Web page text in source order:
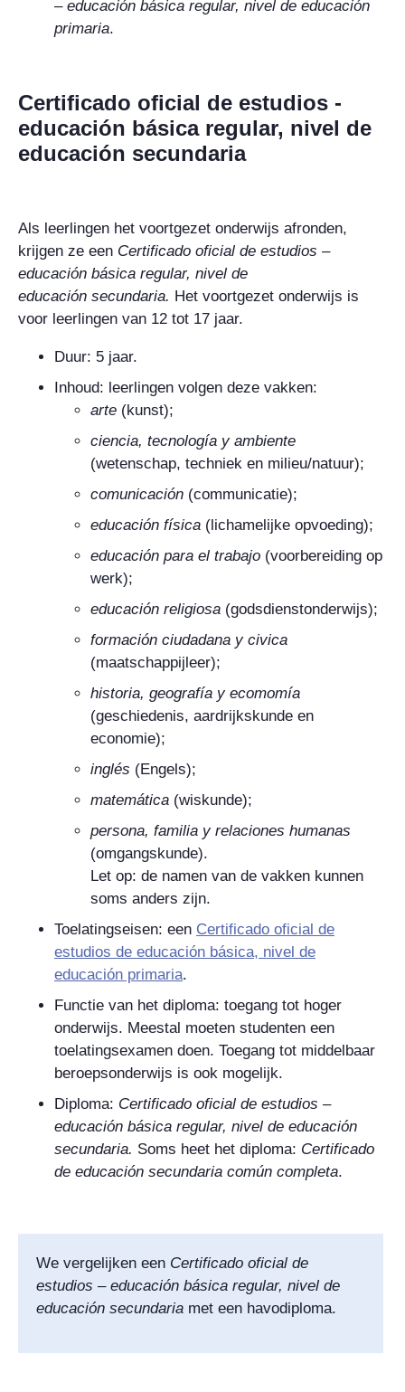
–educación básica regular, nivel de educación
primaria.
Certificado oficial de estudios -
educación básica regular, nivel de
educación secundaria
Als leerlingen het voortgezet onderwijs afronden,
krijgen ze een Certificado oficial de estudios –
educación básica regular, nivel de
educación secundaria. Het voortgezet onderwijs is
voor leerlingen van 12 tot 17 jaar.
Duur: 5 jaar.
Inhoud: leerlingen volgen deze vakken:
arte (kunst);
ciencia, tecnología y ambiente
(wetenschap, techniek en milieu/natuur);
comunicación (communicatie);
educación física (lichamelijke opvoeding);
educación para el trabajo (voorbereiding op
werk);
educación religiosa (godsdienstonderwijs);
formación ciudadana y civica
(maatschappijleer);
historia, geografía y ecomomía
(geschiedenis, aardrijkskunde en
economie);
inglés (Engels);
matemática (wiskunde);
persona, familia y relaciones humanas
(omgangskunde).
Let op: de namen van de vakken kunnen
soms anders zijn.
Toelatingseisen: een Certificado oficial de
estudios de educación básica, nivel de
educación primaria.
Functie van het diploma: toegang tot hoger
onderwijs. Meestal moeten studenten een
toelatingsexamen doen. Toegang tot middelbaar
beroepsonderwijs is ook mogelijk.
Diploma: Certificado oficial de estudios –
educación básica regular, nivel de educación
secundaria. Soms heet het diploma: Certificado
de educación secundaria común completa.
We vergelijken een Certificado oficial de
estudios – educación básica regular, nivel de
educación secundaria met een havodiploma.